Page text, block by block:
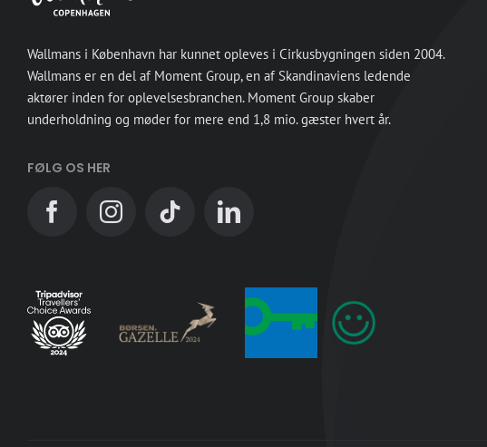
Wallmans i København har kunnet opleves i Cirkusbygningen siden 2004.
Wallmans er en del af Moment Group, en af Skandinaviens ledende
aktører inden for oplevelsesbranchen. Moment Group skaber
underholdning og møder for mere end 1,8 mio. gæster hvert år.
FØLG OS HER